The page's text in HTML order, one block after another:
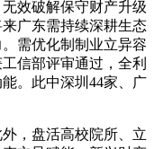
效破解保守财产升级
广东需持续深耕生态
需优化制制业立异容
信部评审通过，全利
。此中深圳44家、广
，盘活高校院所、立